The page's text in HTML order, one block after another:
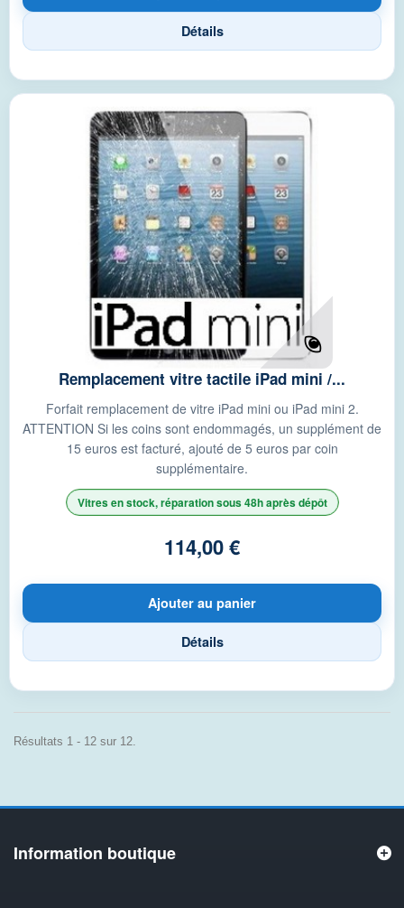
Détails
Remplacement vitre tactile iPad mini /...
Forfait remplacement de vitre iPad mini ou iPad mini 2.
ATTENTION Si les coins sont endommagés, un supplément de
15 euros est facturé, ajouté de 5 euros par coin
supplémentaire.
Vitres en stock, réparation sous 48h après dépôt
114,00 €
Ajouter au panier
Détails
Résultats 1 - 12 sur 12.
Information boutique